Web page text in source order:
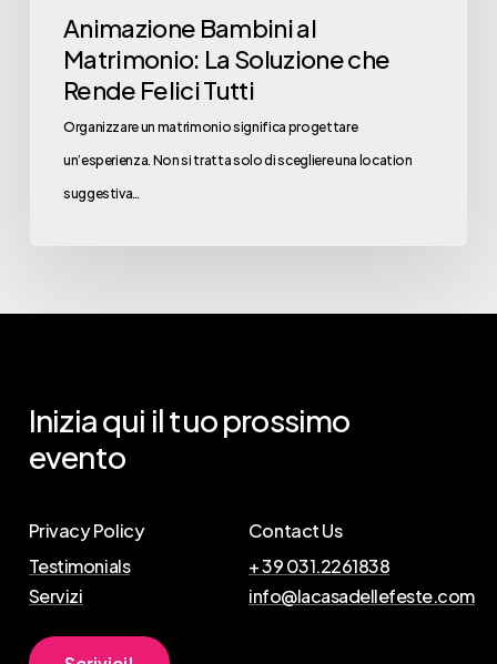
Animazione Bambini al
Matrimonio: La Soluzione che
Rende Felici Tutti
Organizzare un matrimonio significa progettare
un’esperienza. Non si tratta solo di scegliere una location
suggestiva…
Iniziaqui iltuoprossimo
evento
Privacy Policy
Testimonials
Servizi
Contact Us
+ 39 031.2261838
info@lacasadellefeste.com